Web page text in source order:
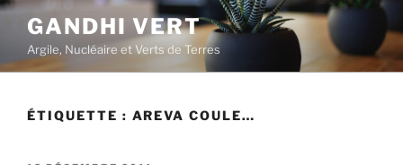
Aller
contenu
principal
GANDHI VERT
Argile, Nucléaire et Verts de Terres
ÉTIQUETTE : AREVA COULE…